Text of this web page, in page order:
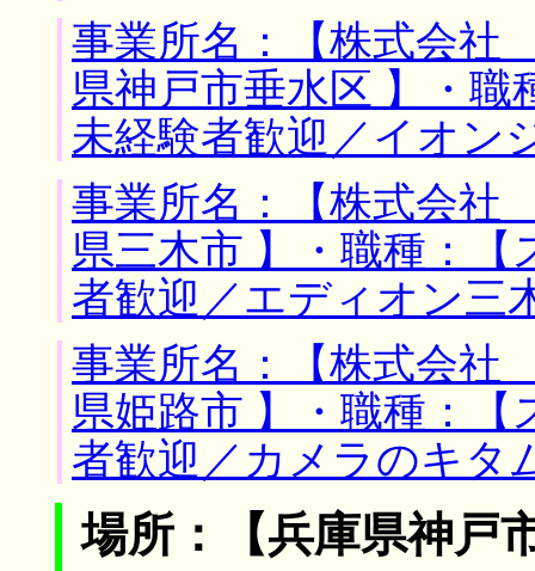
事業所名：【株式会
県神戸市垂水区 】・
未経験者歓迎／イオン
事業所名：【株式会
県三木市 】・職種：
者歓迎／エディオン三
事業所名：【株式会
県姫路市 】・職種：
者歓迎／カメラのキタ
場所：【兵庫県神戸